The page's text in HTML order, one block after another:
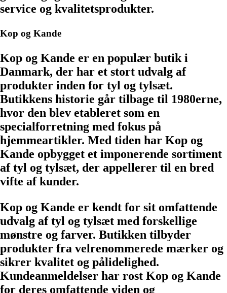
service og kvalitetsprodukter.
Kop og Kande
Kop og Kande er en populær butik i
Danmark, der har et stort udvalg af
produkter inden for tyl og tylsæt.
Butikkens historie går tilbage til 1980erne,
hvor den blev etableret som en
specialforretning med fokus på
hjemmeartikler. Med tiden har Kop og
Kande opbygget et imponerende sortiment
af tyl og tylsæt, der appellerer til en bred
vifte af kunder.
Kop og Kande er kendt for sit omfattende
udvalg af tyl og tylsæt med forskellige
mønstre og farver. Butikken tilbyder
produkter fra velrenommerede mærker og
sikrer kvalitet og pålidelighed.
Kundeanmeldelser har rost Kop og Kande
for deres omfattende viden og